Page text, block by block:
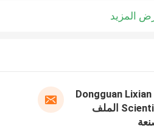
المزيد
Dongguan
Scientific Co.,LTD الملف